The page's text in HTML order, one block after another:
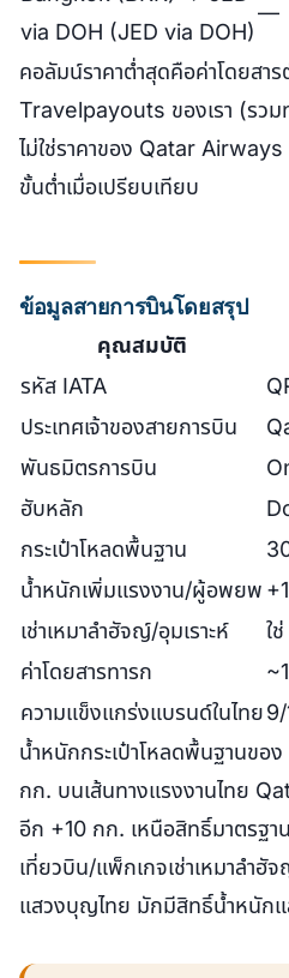
via DOH (JED via DOH)
—
คอลัมน์ราคาต่ำสุดคือค่าโดยสาร
Travelpayouts ของเรา (รว
ไม่ใช่ราคาของ Qatar Airways
ขั้นต่ำเมื่อเปรียบเทียบ
ข้อมูลสายการบินโดยสรุป
คุณสมบัติ
รหัส IATA
ประเทศเจ้าของสายการบิน
พันธมิตรการบิน
ฮับหลัก
กระเป๋าโหลดพื้นฐาน
น้ำหนักเพิ่มแรงงาน/ผู้อพยพ
เช่าเหมาลำฮัจญ์/อุมเราะห์
ใช่
ค่าโดยสารทารก
ความแข็งแกร่งแบรนด์ในไทย
น้ำหนักกระเป๋าโหลดพื้นฐานข
กก. บนเส้นทางแรงงานไทย
อีก +10 กก. เหนือสิทธิ์มาตรฐ
เที่ยวบิน/แพ็กเกจเช่าเหมาลำฮั
แสวงบุญไทย มักมีสิทธิ์น้ำหนักแ